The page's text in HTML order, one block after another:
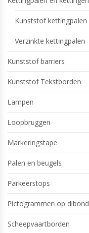
Kunststof kettingpalen
Verzinkte kettingpalen
Kunststof barriers
Kunststof Tekstborden
Lampen
Loopbruggen
Markeringstape
Palen en beugels
Parkeerstops
Pictogrammen op dibond
Scheepvaartborden